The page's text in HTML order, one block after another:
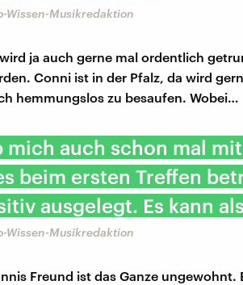
Wissen-Musikredaktion
ja auch gerne mal ordentlich
Conni ist in der Pfalz, da wird
hemmungslos zu besaufen. Wobei…
mich auch schon mal
beim ersten Treffen
ausgelegt. Es kann
Wissen-Musikredaktion
Freund ist das Ganze ungewohnt.